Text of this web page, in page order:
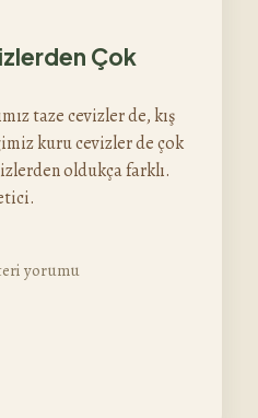
Çok
taze cevizler de, kış
kuru cevizler de çok
oldukça farklı.
yorumu